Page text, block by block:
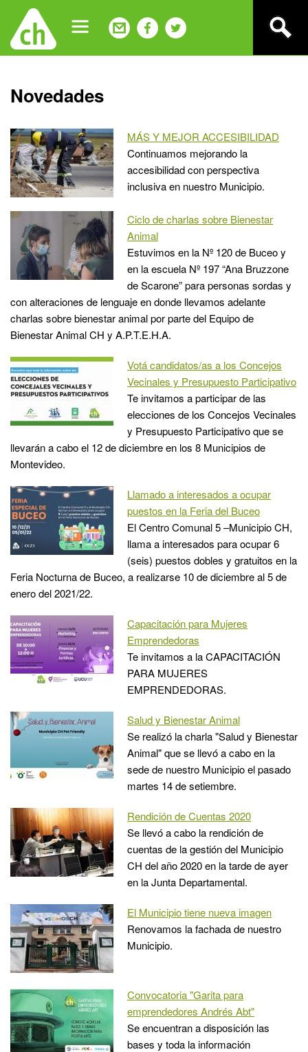
navigation
Back
to
Novedades
MÁS Y MEJOR ACCESIBILIDAD
Continuamos mejorando la
accesibilidad con perspectiva
inclusiva en nuestro Municipio.
Ciclo de charlas sobre Bienestar
Animal
Estuvimos en la Nº 120 de Buceo y
en la escuela Nº 197 “Ana Bruzzone
de Scarone” para personas sordas y
con alteraciones de lenguaje en donde llevamos adelante
charlas sobre bienestar animal por parte del Equipo de
Bienestar Animal CH y A.P.T.E.H.A.
Votá candidatos/as a los Concejos
Vecinales y Presupuesto Participativo
Te invitamos a participar de las
elecciones de los Concejos Vecinales
y Presupuesto Participativo que se
llevarán a cabo el 12 de diciembre en los 8 Municipios de
Montevideo.
Llamado a interesados a ocupar
puestos en la Feria del Buceo
El Centro Comunal 5 –Municipio CH,
llama a interesados para ocupar 6
(seis) puestos dobles y gratuitos en la
Feria Nocturna de Buceo, a realizarse 10 de diciembre al 5 de
enero del 2021/22.
Capacitación para Mujeres
Emprendedoras
Te invitamos a la CAPACITACIÓN
PARA MUJERES
EMPRENDEDORAS.
Salud y Bienestar Animal
Se realizó la charla "Salud y Bienestar
Animal" que se llevó a cabo en la
sede de nuestro Municipio el pasado
martes 14 de setiembre.
Rendición de Cuentas 2020
Se llevó a cabo la rendición de
cuentas de la gestión del Municipio
CH del año 2020 en la tarde de ayer
en la Junta Departamental.
El Municipio tiene nueva imagen
Renovamos la fachada de nuestro
Municipio.
Convocatoria "Garita para
emprendedores Andrés Abt"
Se encuentran a disposición las
bases y toda la información